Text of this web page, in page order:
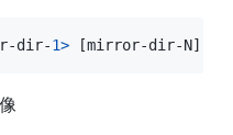
dir-1> [mirror-dir-N]